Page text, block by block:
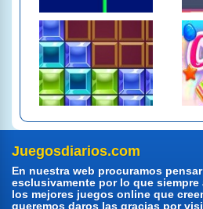
Juegosdiarios.com
En nuestra web procuramos
esclusivamente por lo que
los mejores juegos online que
queremos daros las gracias por